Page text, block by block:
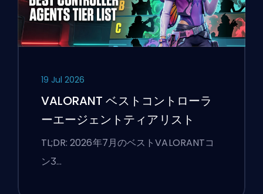
19 Jul 2026
VALORANT ベストコントローラ
ーエージェントティアリスト
TL;DR: 2026年7月のベストVALORANTコ
ンӠ…